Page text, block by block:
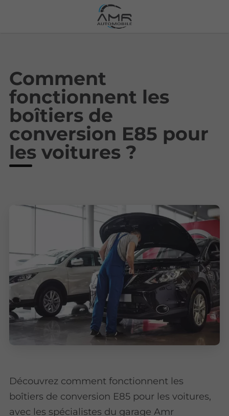
Comment
fonctionnent les
boîtiers de
conversion E85 pour
les voitures ?
Découvrez comment fonctionnent les
boîtiers de conversion E85 pour les voitures,
avec les spécialistes du garage Amr